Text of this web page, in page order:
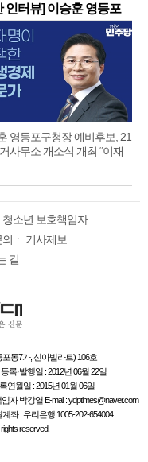
인터뷰] 이승훈 영등포
영등포구청장 예비후보, 21
사무소 개소식 개최 “이재
청소년 보호책임자
ㆍ 기사제보
길
동7가, 신아빌라트) 106호
록·발행일 : 2012년 06월 22일
연월일 : 2015년 01월 06일
자 박강열 E-mail : ydptimes@naver.com
좌 : 우리은행 1005-202-654004
reserved.